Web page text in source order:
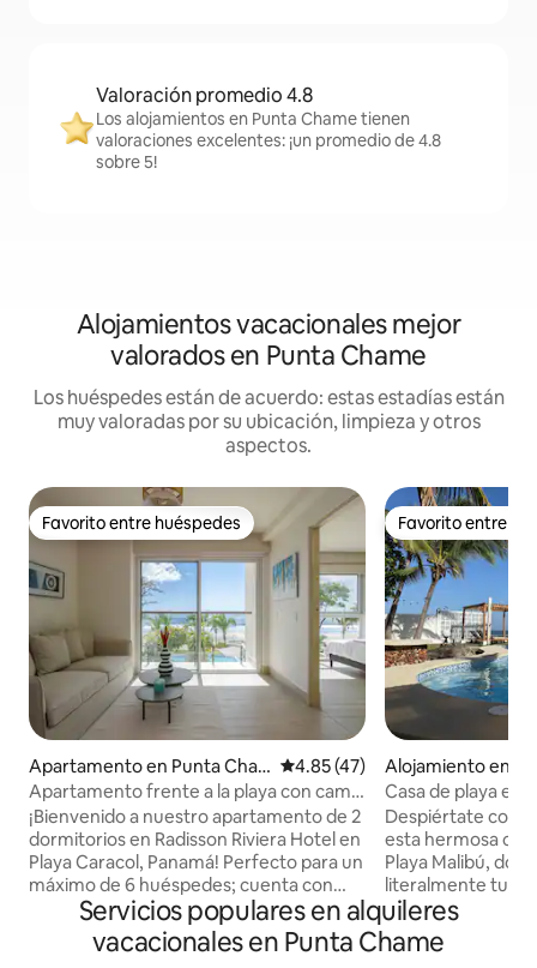
Valoración promedio 4.8
Los alojamientos en Punta Chame tienen
valoraciones excelentes: ¡un promedio de 4.8
sobre 5!
Alojamientos vacacionales mejor
valorados en Punta Chame
Los huéspedes están de acuerdo: estas estadías están
muy valoradas por su ubicación, limpieza y otros
aspectos.
Favorito entre huéspedes
Favorito entre huéspedes
Apartamento en Punta Cha
me
Calificación promedio: 4.85 de
4.85 (47)
Apartamento frente a la playa con cama
tamaño king y servicios de hotel
¡Bienvenido a nuestro apartamento de 2
dormitorios en Radisson Riviera Hotel en
Playa Caracol, Panamá! Perfecto para un
máximo de 6 huéspedes; cuenta con
una sala de estar con sofá cama,
televisores de pantalla plana, wifi
gratuito, una mesa de comedor para
Favorito entre
Favorito entre
Alojamiento en
na
Casa de playa en
Despiértate con
esta hermosa
Playa Malibú,
literalmente tu
disfruta del
paseos matutinos
atardeceres
Servicios populares en alquileres
vacacionales en Punta Chame